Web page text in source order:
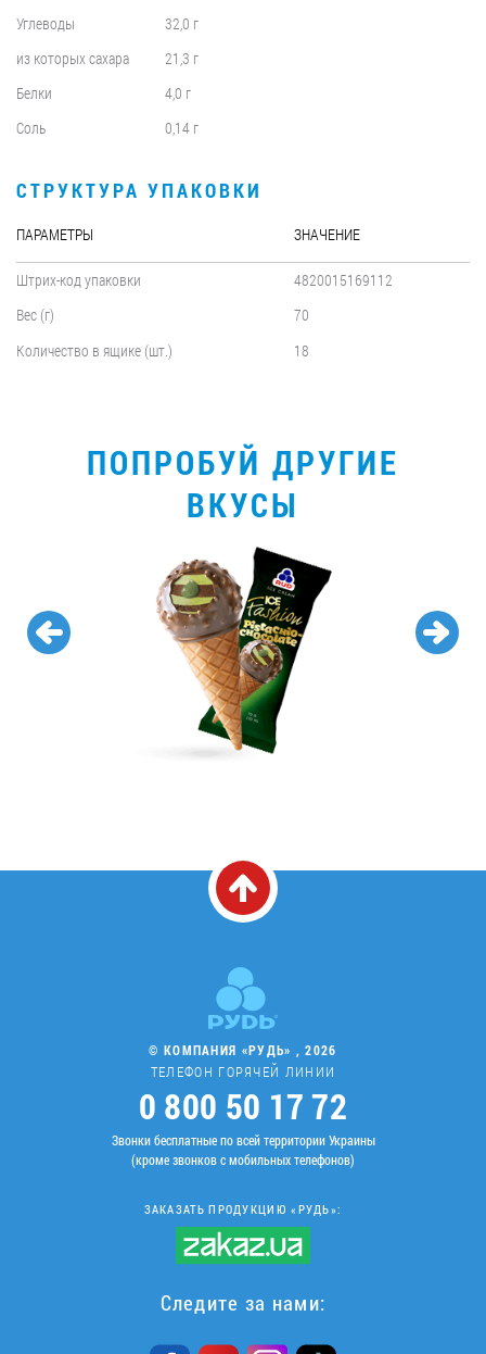
Углеводы
32,0 г
из которых сахара
21,3 г
Белки
4,0 г
Соль
0,14 г
СТРУКТУРА УПАКОВКИ
ПАРАМЕТРЫ ЗНАЧЕНИЕ
Штрих-код упаковки
4820015169112
Вес (г)
70
Количество в ящике (шт.)
18
ПОПРОБУЙ ДРУГИЕ
ВКУСЫ
© КОМПАНИЯ «РУДЬ» , 2026
ТЕЛЕФОН ГОРЯЧЕЙ ЛИНИИ
0 800 50 17 72
Звонки бесплатные по всей территории Украины
(кроме звонков с мобильных телефонов)
ЗАКАЗАТЬ ПРОДУКЦИЮ «РУДЬ»:
Следите за нами: